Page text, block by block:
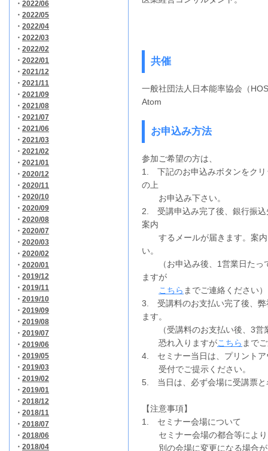
・ 2022/06
・ 2022/05
・ 2022/04
・ 2022/03
・ 2022/02
・ 2022/01
・ 2021/12
・ 2021/11
・ 2021/09
・ 2021/08
・ 2021/07
・ 2021/06
・ 2021/03
・ 2021/02
・ 2021/01
・ 2020/12
・ 2020/11
・ 2020/10
・ 2020/09
・ 2020/08
・ 2020/07
・ 2020/03
・ 2020/02
・ 2020/01
・ 2019/12
・ 2019/11
・ 2019/10
・ 2019/09
・ 2019/08
・ 2019/07
・ 2019/06
・ 2019/05
・ 2019/03
・ 2019/02
・ 2019/01
・ 2018/12
・ 2018/11
・ 2018/07
・ 2018/06
・ 2018/04
共催
一般社団法人日本能率協会（
Atom
お申込み方法
参加ご希望の方は、
1. 下記のお申込みボタンをクリ
の上
お申込み下さい。
2. 受講申込み完了後、銀行振込
案内
するメールが届きます。案内
い。
（お申込み後、1営業日たっ
ますが
こちら までご連絡ください）
3. 受講料のお支払い完了後、弊
ます。
（受講料のお支払い後、3営
恐れ入りますがこちら まで
4. セミナー当日は、プリントア
受付でご提示ください。
5. 当日は、必ず会場に受講票と
【注意事項】
1. セミナー会場について
セミナー会場の都合等により
別の会場に変更になる場合が